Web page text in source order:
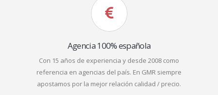
Agencia 100% española
Con 15 años de experiencia y desde 2008 como
referencia en agencias del país. En GMR siempre
apostamos por la mejor relación calidad / precio.